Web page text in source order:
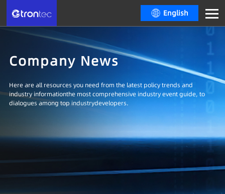
English
Company News
Here are all resources you need from the latest policy trends and
industry informationthe most comprehensive industry event guide, to
dialogues among top industrydevelopers.